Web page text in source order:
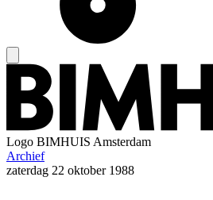
Logo BIMHUIS Amsterdam
Archief
zaterdag 22 oktober 1988